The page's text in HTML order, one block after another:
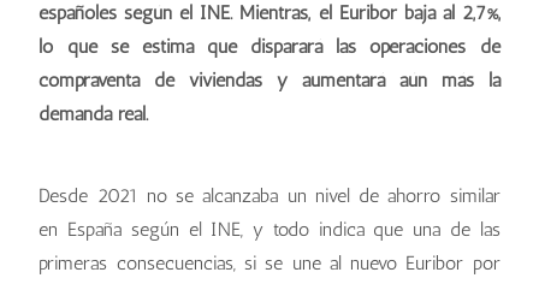
españoles según el INE. Mientras, el Euribor baja al 2,7%,
lo que se estima que disparará las operaciones de
compraventa de viviendas y aumentará aún más la
demanda real.
Desde 2021 no se alcanzaba un nivel de ahorro similar
en España según el INE, y todo indica que una de las
primeras consecuencias, si se une al nuevo Euribor por